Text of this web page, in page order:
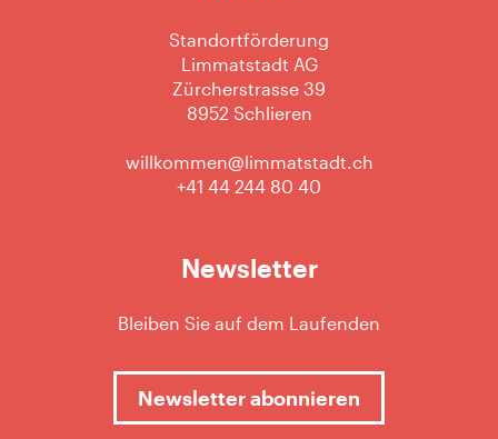
Standortförderung
Limmatstadt AG
Zürcherstrasse 39
8952 Schlieren
willkommen@limmatstadt.ch
+41 44 244 80 40
Newsletter
Bleiben Sie auf dem Laufenden
Newsletter abonnieren